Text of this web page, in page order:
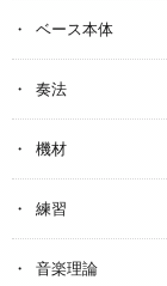
ベース本体
奏法
機材
練習
音楽理論